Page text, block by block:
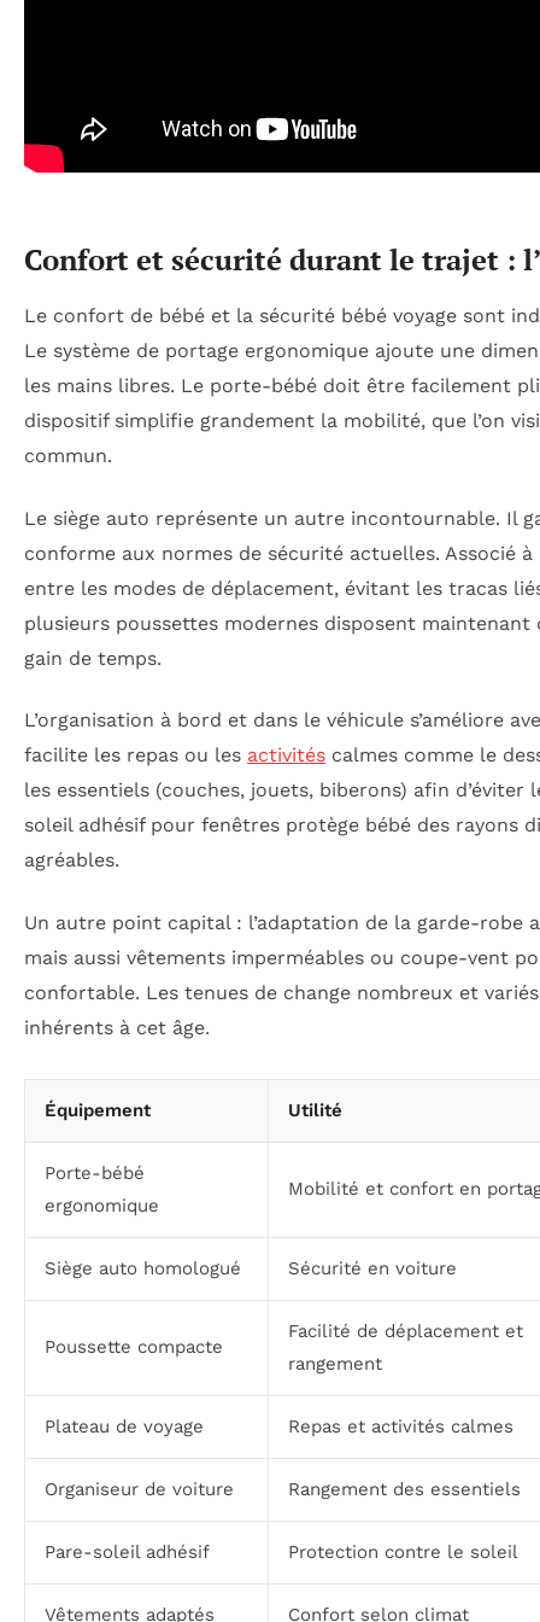
Confort et sécurité durant le trajet :
Le confort de bébé et la sécurité bébé voyage sont
Le système de portage ergonomique ajoute une
les mains libres. Le porte-bébé doit être facilement
dispositif simplifie grandement la mobilité, que l’on
commun.
Le siège auto représente un autre incontournable. Il
conforme aux normes de sécurité actuelles. Associé
entre les modes de déplacement, évitant les tracas
plusieurs poussettes modernes disposent maintenant
gain de temps.
L’organisation à bord et dans le véhicule s’améliore
facilite les repas ou les activités calmes comme le
les essentiels (couches, jouets, biberons) afin
soleil adhésif pour fenêtres protège bébé des
agréables.
Un autre point capital : l’adaptation de la garde-robe
mais aussi vêtements imperméables ou coupe-vent
confortable. Les tenues de change nombreux et
inhérents à cet âge.
Équipement Utilité
Porte-bébé
ergonomique
Mobilité et confort en
Siège auto homologué Sécurité en voiture
Poussette compacte
Facilité de déplacement et
rangement
Plateau de voyage Repas et activités calmes
Organiseur de voiture Rangement des essentiels
Pare-soleil adhésif Protection contre le soleil
Vêtements adaptés Confort selon climat